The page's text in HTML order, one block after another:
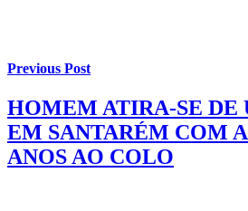
Previous Post
HOMEM ATIRA-SE DE
EM SANTARÉM COM
ANOS AO COLO